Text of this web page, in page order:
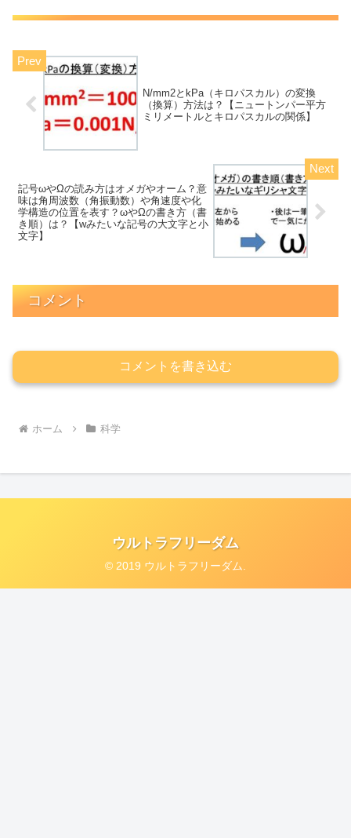
N/mm2とkPa（キロパスカル）の変換
（換算）方法は？【ニュートンパー平方
ミリメートルとキロパスカルの関係】
記号ωやΩの読み方はオメガやオーム？意
味は角周波数（角振動数）や角速度や化
学構造の位置を表す？ωやΩの書き方（書
き順）は？【wみたいな記号の大文字と小
文字】
コメント
コメントを書き込む
ホーム 科学
ウルトラフリーダム
© 2019 ウルトラフリーダム.